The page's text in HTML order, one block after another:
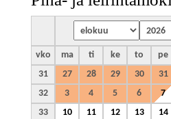
vko ma ti ke to pe
31
27 28 29 30 31
32
3 4 5 6 7
33
10 11 12 13 14